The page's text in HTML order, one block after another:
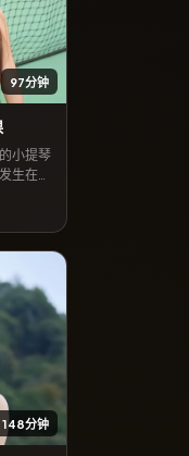
97分钟
小提琴
生在中
网络平
人文关
湾取
148分钟